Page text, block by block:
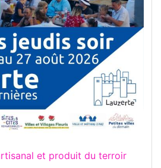
et produit du terroir